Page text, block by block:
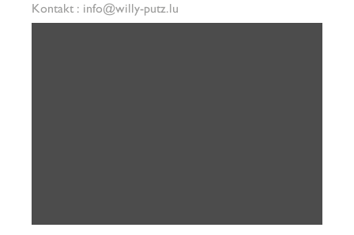
Kontakt : info@willy-putz.lu